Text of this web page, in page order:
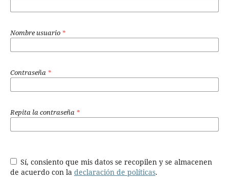
Nombre usuario *
Contraseña *
Repita la contraseña *
Sí, consiento que mis datos se recopilen y se almacenen
de acuerdo con la declaración de políticas.